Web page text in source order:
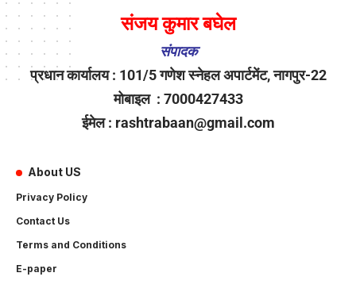
संजय कुमार बघेल
संपादक
प्रधान कार्यालय : 101/5 गणेश स्नेहल अपार्टमेंट, नागपुर-22
मोबाइल : 7000427433
ईमेल : rashtrabaan@gmail.com
About US
Privacy Policy
Contact Us
Terms and Conditions
E-paper